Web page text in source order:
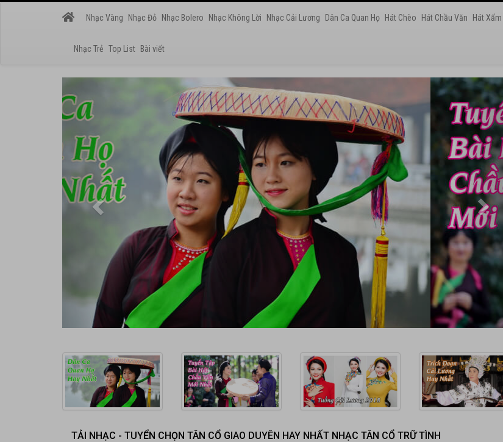
Nhạc Vàng Nhạc Đỏ Nhạc Bolero Nhạc Không Lời Nhạc Cải Lương Dân Ca Quan Họ Hát Chèo Hát Chầu Văn Hát Xẩm
Nhạc Trẻ Top List Bài viết
TẢI NHẠC - TUYỂN CHỌN TÂN CỔ GIAO DUYÊN HAY NHẤT NHẠC TÂN CỔ TRỮ TÌNH